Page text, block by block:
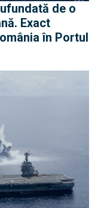
de o
Exact
în Portul